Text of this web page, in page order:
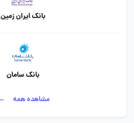
بانک ایران زمین
بانک سامان
مشاهده همه